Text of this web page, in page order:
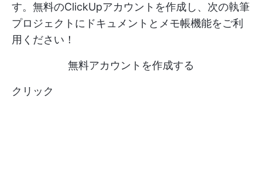
す。無料のClickUpアカウントを作成し、次の執筆
プロジェクトにドキュメントとメモ帳機能をご利
用ください！
無料アカウントを作成する
クリック